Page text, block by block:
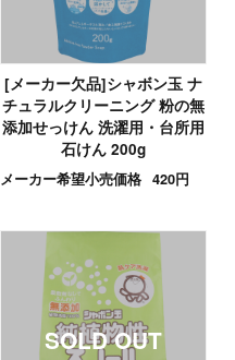
[メーカー欠品]シャボン玉 ナ
チュラルクリーニング 粉の無
添加せっけん 洗濯用・台所用
石けん 200g
メーカー希望小売価格 420円